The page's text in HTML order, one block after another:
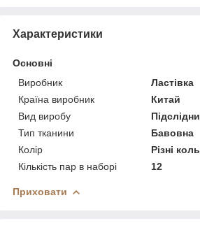
Характеристики
Основні
Виробник
Ластівка
Країна виробник
Китай
Вид виробу
Тип тканини
Бавовна
Колір
Різні
Кількість пар в наборі
12
Приховати